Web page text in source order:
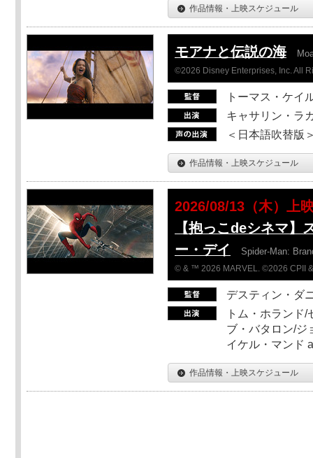
作品情報・上映スケジュール
モアナと伝説の海
©2026 Disney Enterprises, Inc. All
トーマス・ケイ
キャサリン・ラ
＜日本語吹替版
作品情報・上映スケジュール
2026/08/13（木）上
【抱っこdeシネマ】
ー・デイ
Spider-Man:
© & ™ 2026 MARVEL. ©2026 CPII
デスティン・ダ
トム・ホランド
ブ・バタロン/ジ
イケル・マンド
作品情報・上映スケジュール